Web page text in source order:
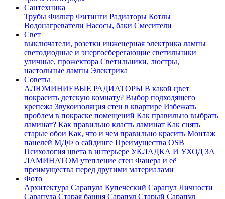
Сантехника
Трубы Фильтр Фитинги Радиаторы Котлы
Водонагреватели Насосы, баки Смесители
Свет
выключатели, розетки инженерная электрика лампы
светодиодные и энергосберегающие светильники
уличные, прожектора Светильники, люстры,
настольные лампы Электрика
Советы
АЛЮМИНИЕВЫЕ РАДИАТОРЫ В какой цвет
покрасить детскую комнату? Выбор подходящего
крепежа Звукоизоляция стен в квартире Избежать
проблем в покраске помещений Как правильно выбрать
ламинат? Как правильно класть ламинат Как снять
старые обои Как, что и чем правильно красить Монтаж
панелей МДФ о сайдинге Преимущества OSB
Психология цвета в интерьере УКЛАДКА И УХОД ЗА
ЛАМИНАТОМ утепление стен Фанера и её
преимущества перед другими материалами
Фото
Архитектура Сарапула Купеческий Сарапул Личности
Сарапула Старая башня Сарапул Старый Сарапул